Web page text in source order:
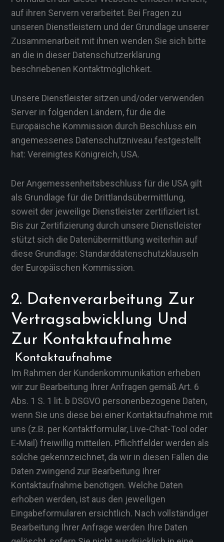
auf ihren Servern verarbeitet. Bei Fragen zu
unseren Dienstleistern und der Grundlage unserer
Zusammenarbeit mit ihnen wenden Sie sich bitte
an die in dieser Datenschutzerklärung
beschriebenen Kontaktmöglichkeit.
Unsere Dienstleister sitzen und/oder verwenden
Server in folgenden Ländern, für die die
Europäische Kommission durch Beschluss ein
angemessenes Datenschutzniveau festgestellt
hat: Vereinigtes Königreich, USA.
Der Angemessenheitsbeschluss für die USA gilt
als Grundlage für die Drittlandsübermittlung,
soweit der jeweilige Dienstleister zertifiziert ist.
Bis zur Zertifizierung durch unsere Dienstleister
stützt sich die Datenübermittlung weiterhin auf
diese Grundlage: Standarddatenschutzklauseln
der Europäischen Kommission.
2. Datenverarbeitung Zur
Vertragsabwicklung Und
Zur Kontaktaufnahme
Kontaktaufnahme
Im Rahmen der Kundenkommunikation erheben
wir zur Bearbeitung Ihrer Anfragen gemäß Art. 6
Abs. 1 S. 1 lit. b DSGVO personenbezogene Daten,
wenn Sie uns diese bei einer Kontaktaufnahme mit
uns (z.B. per Kontaktformular, Live-Chat-Tool oder
E-Mail) freiwillig mitteilen. Pflichtfelder werden als
solche gekennzeichnet, da wir in diesen Fällen die
Daten zwingend zur Bearbeitung Ihrer
Kontaktaufnahme benötigen. Welche Daten
erhoben werden, ist aus den jeweiligen
Eingabeformularen ersichtlich. Nach vollständiger
Bearbeitung Ihrer Anfrage werden Ihre Daten